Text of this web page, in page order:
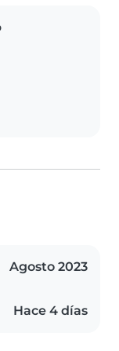
Agosto 2023
Hace 4 días